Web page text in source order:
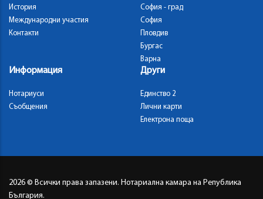
История
Международни участия
Контакти
София - град
София
Пловдив
Бургас
Варна
Информация
Нотариуси
Съобщения
Други
Единство 2
Лични карти
Електрона поща
2026 © Всички права запазени. Нотариална камара на Република
България.